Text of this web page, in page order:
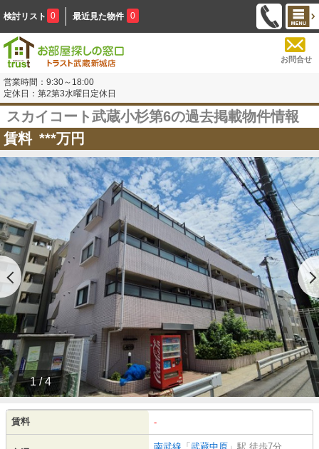
検討リスト 0 最近見た物件 0
お問合せ
営業時間：9:30～18:00
定休日：第2第3水曜日定休日
スカイコート武蔵小杉第6の過去掲載物件情報
賃料 ***万円
1 / 4
賃料 -
南武線 「 武蔵中原 」駅 徒歩7分